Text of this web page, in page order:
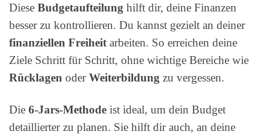
Diese Budgetaufteilung hilft dir, deine Finanzen
besser zu kontrollieren. Du kannst gezielt an deiner
finanziellen Freiheit arbeiten. So erreichen deine
Ziele Schritt für Schritt, ohne wichtige Bereiche wie
Rücklagen oderWeiterbildung zu vergessen.
Die 6-Jars-Methode ist ideal, um dein Budget
detaillierter zu planen. Sie hilft dir auch, an deine